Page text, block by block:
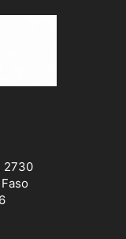
2730